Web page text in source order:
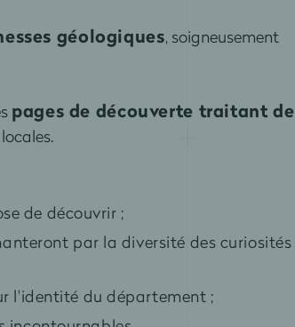
géologiques, soigneusement
pages de découverte traitant de
de découvrir ;
par la diversité des curiosités
l'identité du département ;